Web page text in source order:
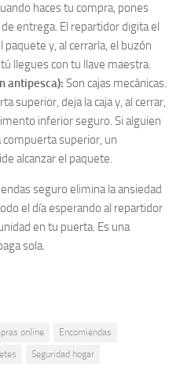
haces tu compra, pones
entrega. El repartidor digita el
paquete y, al cerrarla, el buzón
llegues con tu llave maestra.
antipesca): Son cajas mecánicas.
superior, deja la caja y, al cerrar,
inferior seguro. Si alguien
superior, un
alcanzar el paquete.
seguro elimina la ansiedad
el día esperando al repartidor
en tu puerta. Es una
sola.
online
Encomiendas
Seguridad hogar